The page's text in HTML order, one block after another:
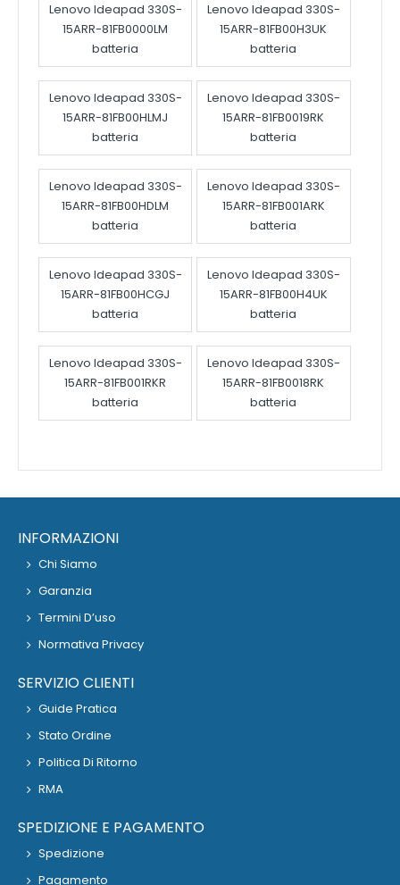
Lenovo Ideapad 330S-
15ARR-81FB0000LM
batteria
Lenovo Ideapad 330S-
15ARR-81FB00H3UK
batteria
Lenovo Ideapad 330S-
15ARR-81FB00HLMJ
batteria
Lenovo Ideapad 330S-
15ARR-81FB0019RK
batteria
Lenovo Ideapad 330S-
15ARR-81FB00HDLM
batteria
Lenovo Ideapad 330S-
15ARR-81FB001ARK
batteria
Lenovo Ideapad 330S-
15ARR-81FB00HCGJ
batteria
Lenovo Ideapad 330S-
15ARR-81FB00H4UK
batteria
Lenovo Ideapad 330S-
15ARR-81FB001RKR
batteria
Lenovo Ideapad 330S-
15ARR-81FB0018RK
batteria
INFORMAZIONI
Chi Siamo
Garanzia
Termini D’uso
Normativa Privacy
SERVIZIO CLIENTI
Guide Pratica
Stato Ordine
Politica Di Ritorno
RMA
SPEDIZIONE E PAGAMENTO
Spedizione
Pagamento